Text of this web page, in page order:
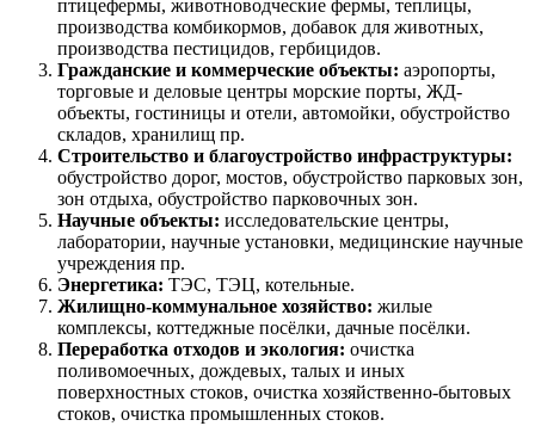
птицефермы, животноводческие фермы, теплицы,
производства комбикормов, добавок для животных,
производства пестицидов, гербицидов.
Гражданские и коммерческие объекты: аэропорты,
торговые и деловые центры морские порты, ЖД-
объекты, гостиницы и отели, автомойки, обустройство
складов, хранилищ пр.
Строительство и благоустройство инфраструктуры:
обустройство дорог, мостов, обустройство парковых зон,
зон отдыха, обустройство парковочных зон.
Научные объекты: исследовательские центры,
лаборатории, научные установки, медицинские научные
учреждения пр.
Энергетика: ТЭС, ТЭЦ, котельные.
Жилищно-коммунальное хозяйство: жилые
комплексы, коттеджные посёлки, дачные посёлки.
Переработка отходов и экология: очистка
поливомоечных, дождевых, талых и иных
поверхностных стоков, очистка хозяйственно-бытовых
стоков, очистка промышленных стоков.